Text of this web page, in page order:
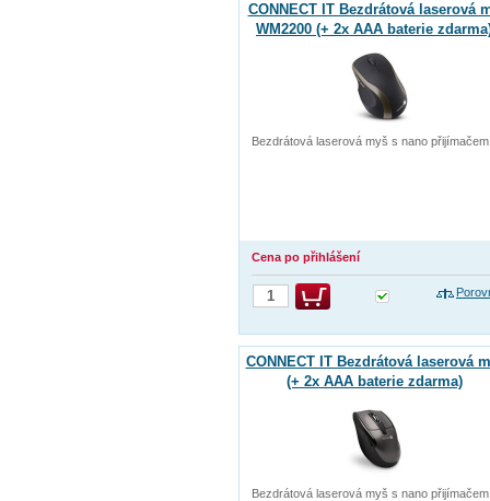
CONNECT IT Bezdrátová laserová
WM2200 (+ 2x AAA baterie
černá
Bezdrátová laserová myš s nano přijímačem
Cena po přihlášení
CONNECT IT Bezdrátová laserová
(+ 2x AAA baterie zdarma)
Bezdrátová laserová myš s nano přijímačem